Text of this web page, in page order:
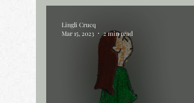
Verborgen verhalen
Á la carte
Lingli Crucq
Mar 15, 2023
2 min read